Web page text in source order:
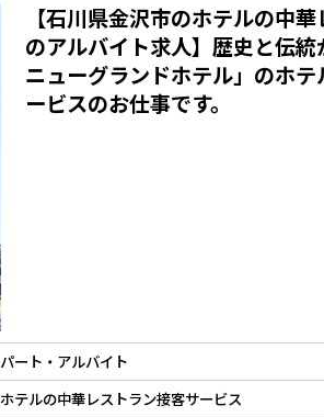
【石川県金沢市のホテルの中
のアルバイト求人】歴史と伝
ニューグランドホテル」のホ
ービスのお仕事です。
パート・アルバイト
ホテルの中華レストラン接客サービス